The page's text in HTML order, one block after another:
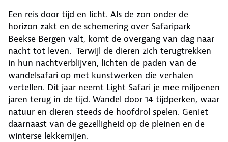
Een reis door tijd en licht. Als de zon onder de
horizon zakt en de schemering over Safaripark
Beekse Bergen valt, komt de overgang van dag naar
nacht tot leven. Terwijl de dieren zich terugtrekken
in hun nachtverblijven, lichten de paden van de
wandelsafari op met kunstwerken die verhalen
vertellen. Dit jaar neemt Light Safari je mee miljoenen
jaren terug in de tijd. Wandel door 14 tijdperken, waar
natuur en dieren steeds de hoofdrol spelen. Geniet
daarnaast van de gezelligheid op de pleinen en de
winterse lekkernijen.